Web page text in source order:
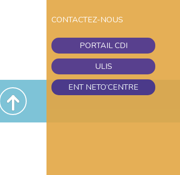
CONTACTEZ-NOUS
PORTAIL CDI
ULIS
ENT NETO’CENTRE